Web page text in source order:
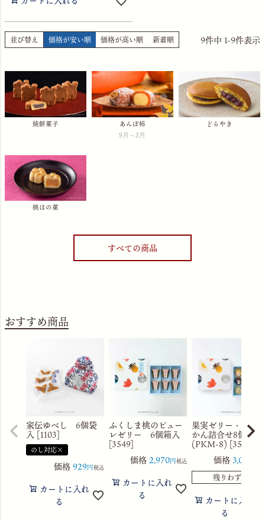
並び替え 価格が安い順 価格が高い順 新着順 9件中 1-9件表示
焼餅菓子 あんぽ柿
9月～2月
どらやき
桃ほの菓
すべての商品
おすすめ商品
家伝ゆべし 6個袋
入 [1103]
のし対応×
価格929 税込
カートに入れ
る
ふくしま桃のピュー
レゼリー 6個箱入
[3549]
価格2,970 税込
カートに入れ
る
果実ゼリー・水よ
かん詰合せ8個箱入
(PKM-8) [3560]
価格3,056
残りわずか
カートに入れ
る